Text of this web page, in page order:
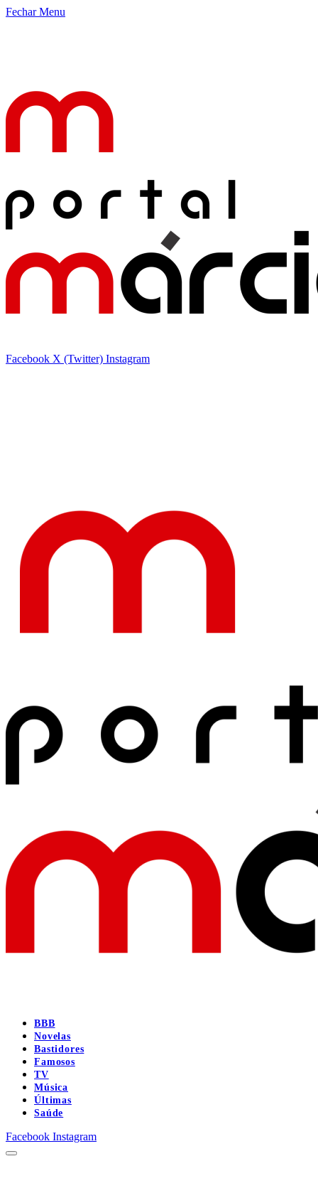
Fechar Menu
Facebook X (Twitter) Instagram
BBB
Novelas
Bastidores
Famosos
TV
Música
Últimas
Saúde
Facebook Instagram